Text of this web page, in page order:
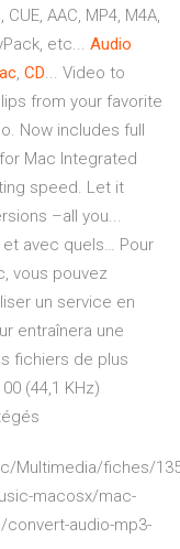
CUE, AAC, MP4, M4A,
etc... Audio
, CD... Video to
from your favorite
Now includes full
Mac Integrated
speed. Let it
–all you...
et avec quels… Pour
vous pouvez
un service en
entraînera une
fichiers de plus
(44,1 KHz)
Multimedia/fiches/
macosx/mac-
audio-mp3-